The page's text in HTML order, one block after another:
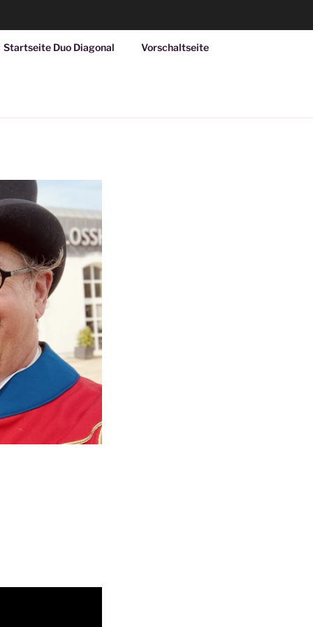
Startseite Duo Diagonal Vorschaltseite